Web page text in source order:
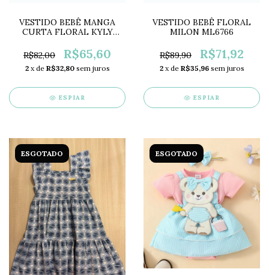
VESTIDO BEBÊ MANGA
CURTA FLORAL KYLY
R$82,00
R$65,60
2 x de R$32,80 sem juros
ESPIAR
VESTIDO BEBÊ FLORAL
MILON ML6766
R$89,90 R$71,92
2 x de R$35,96 sem juros
ESPIAR
ESGOTADO ESGOTADO